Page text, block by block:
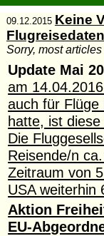
09.12.2015 Keine
Flugreisedaten
Sorry, most
Update Mai
am
auch für
hatte, ist
Die
Reisende/n
Zeitraum von
USA weiterhin
Aktion
EU-